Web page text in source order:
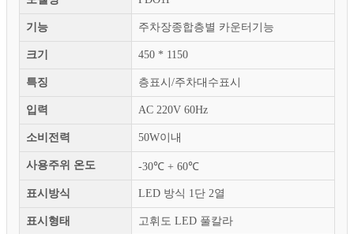
기능 주차장종합층별 카운터기능
크기 450 * 1150
특징 층표시/주차대수표시
입력 AC 220V 60Hz
소비전력 50W이내
사용주위 온도 -30℃ + 60℃
표시방식 LED 방식 1단 2열
표시형태 고휘도 LED 풀칼라